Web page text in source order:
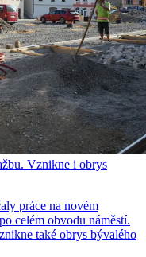
Vznikne i obrys
práce na novém
celém obvodu náměstí.
také obrys bývalého